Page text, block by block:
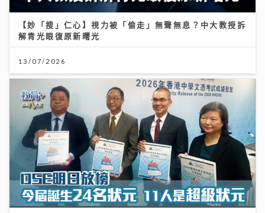
【妙「搜」仁心】視力被「偷走」無聲無息？中大教授拆
解青光眼復原新曙光
13/07/2026